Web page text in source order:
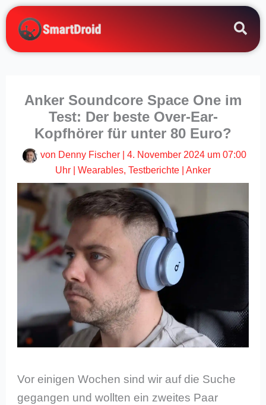
Zum
Inhalt
springen
Anker Soundcore Space One im
Test: Der beste Over-Ear-
Kopfhörer für unter 80 Euro?
von Denny Fischer
4. November 2024 um 07:00
Uhr
Wearables, Testberichte Anker
Vor einigen Wochen sind wir auf die Suche
gegangen und wollten ein zweites Paar